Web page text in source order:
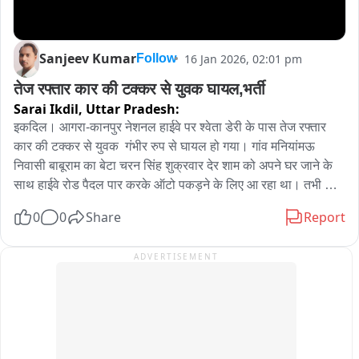
Sanjeev KumarFollow 16 Jan 2026, 02:01 pm
तेज रफ्तार कार की टक्कर से युवक घायल,भर्ती
Sarai Ikdil, Uttar Pradesh:
इकदिल। आगरा-कानपुर नेशनल हाईवे पर श्वेता डेरी के पास तेज रफ्तार
कार की टक्कर से युवक  गंभीर रुप से घायल हो गया। गांव मनियांमऊ
निवासी बाबूराम का बेटा चरन सिंह शुक्रवार देर शाम को अपने घर जाने के
साथ हाईवे रोड पैदल पार करके ऑटो पकड़ने के लिए आ रहा था। तभी
राहगीरों की सूचना पर पहुंची पुलिस ने सड़क पर घायल अवस्था मे लहूलुहान
0 0 Share Report
ADVERTISEMENT